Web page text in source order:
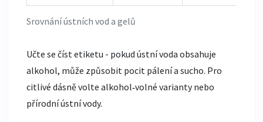
Srovnání ústních vod a gelů
Učte se číst etiketu - pokud ústní voda obsahuje
alkohol, může způsobit pocit pálení a sucho. Pro
citlivé dásně volte alkohol‑volné varianty nebo
přírodní ústní vody.